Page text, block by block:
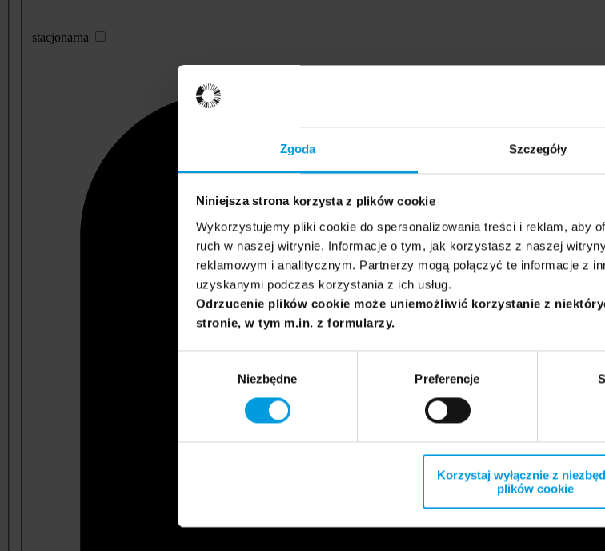
Zgoda Szczegóły
Niniejsza strona korzysta z plików cookie
Wykorzystujemy pliki cookie do spersonalizowania treści i reklam, aby
ruch w naszej witrynie. Informacje o tym, jak korzystasz z naszej
reklamowym i analitycznym. Partnerzy mogą połączyć te informacje z
uzyskanymi podczas korzystania z ich usług.
Odrzucenie plików cookie może uniemożliwić korzystanie z
stronie, w tym m.in. z formularzy.
Niezbędne Preferencje
Korzystaj wyłącznie z
plików cookie
stacjonarna